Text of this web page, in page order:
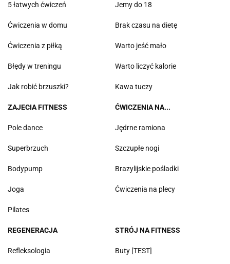
5 łatwych ćwiczeń
Ćwiczenia w domu
Ćwiczenia z piłką
Błędy w treningu
Jak robić brzuszki?
Jemy do 18
Brak czasu na dietę
Warto jeść mało
Warto liczyć kalorie
Kawa tuczy
ZAJECIA FITNESS
Pole dance
Superbrzuch
Bodypump
Joga
Pilates
ĆWICZENIA NA...
Jędrne ramiona
Szczupłe nogi
Brazylijskie pośladki
Ćwiczenia na plecy
REGENERACJA
Refleksologia
STRÓJ NA FITNESS
Buty [TEST]